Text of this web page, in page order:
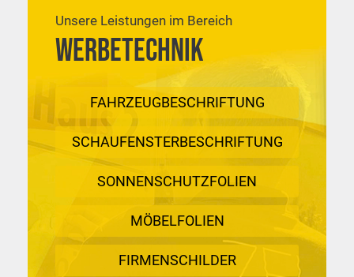
Unsere Leistungen im Bereich
WERBETECHNIK
FAHRZEUGBESCHRIFTUNG
SCHAUFENSTERBESCHRIFTUNG
SONNENSCHUTZFOLIEN
MÖBELFOLIEN
FIRMENSCHILDER